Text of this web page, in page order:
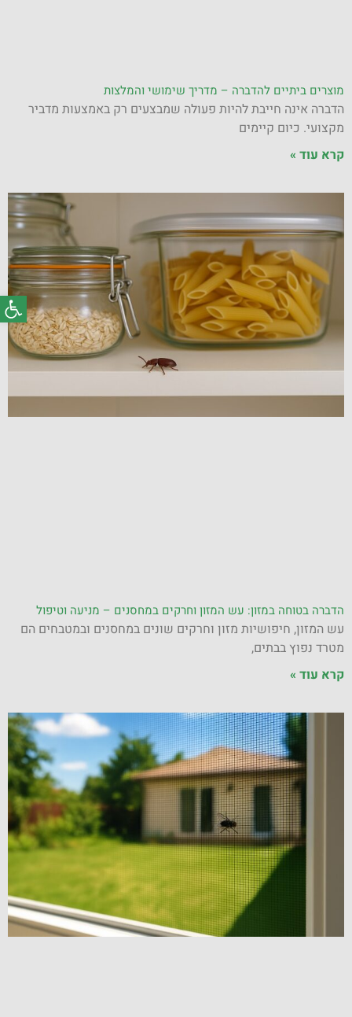
מוצרים ביתיים להדברה – מדריך שימושי והמלצות
הדברה אינה חייבת להיות פעולה שמבצעים רק באמצעות מדביר
מקצועי. כיום קיימים
קרא עוד »
הדברה בטוחה במזון: עש המזון וחרקים במחסנים – מניעה וטיפול
עש המזון, חיפושיות מזון וחרקים שונים במחסנים ובמטבחים הם
מטרד נפוץ בבתים,
קרא עוד »
פתח